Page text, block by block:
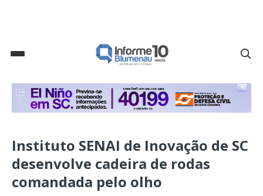
Instituto SENAI de Inovação de SC
desenvolve cadeira de rodas
comandada pelo olho